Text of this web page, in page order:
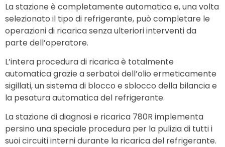
La stazione è completamente automatica e, una volta
selezionato il tipo di refrigerante, può completare le
operazioni di ricarica senza ulteriori interventi da
parte dell’operatore.
L’intera procedura di ricarica è totalmente
automatica grazie a serbatoi dell’olio ermeticamente
sigillati, un sistema di blocco e sblocco della bilancia e
la pesatura automatica del refrigerante.
La stazione di diagnosi e ricarica 780R implementa
persino una speciale procedura per la pulizia di tutti i
suoi circuiti interni durante la ricarica del refrigerante.